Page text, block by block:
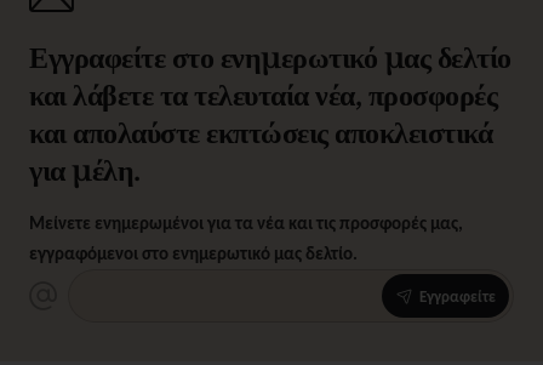
Εγγραφείτε στο ενημερωτικό μας δελτίο
και λάβετε τα τελευταία νέα, προσφορές
και απολαύστε εκπτώσεις αποκλειστικά
για μέλη.
Μείνετε ενημερωμένοι για τα νέα και τις προσφορές μας,
εγγραφόμενοι στο ενημερωτικό μας δελτίο.
Εγγραφείτε